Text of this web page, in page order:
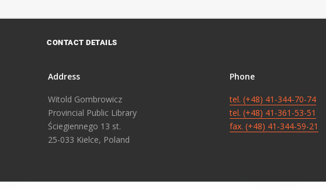
CONTACT DETAILS
Address
Witold Gombrowicz
Provincial Public Library
Ściegiennego 13 st.
25-033 Kielce, Poland
Phone
tel. (+48) 41-344-70-74
tel. (+48) 41-361-53-51
fax. (+48) 41-344-59-21